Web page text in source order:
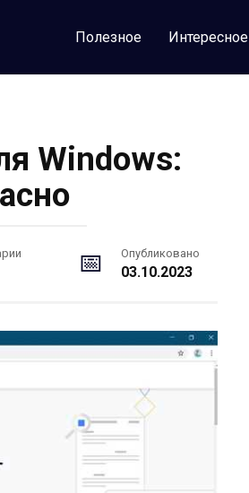
Полезное Интересное
Windows:
Опубликовано
03.10.2023